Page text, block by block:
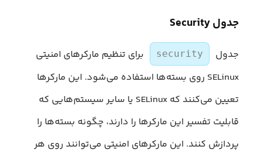
جدول Security
جدول security
برای تنظیم مارکرهای امنیتی
SELinux روی بسته‌ها استفاده می‌شود. این مارکرها
تعیین می‌کنند که SELinux یا سایر سیستم‌هایی که
قابلیت تفسیر این مارکرها را دارند، چگونه بسته‌ها را
پردازش کنند. این مارکرهای امنیتی می‌توانند روی هر